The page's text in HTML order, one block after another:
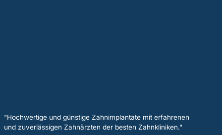
"Hochwertige und günstige Zahnimplantate mit erfahrenen
und zuverlässigen Zahnärzten der besten Zahnkliniken."